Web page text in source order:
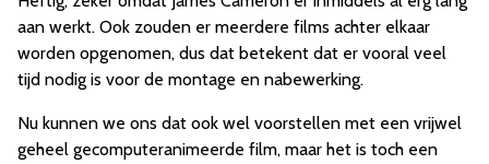
aan werkt. Ook zouden er meerdere films achter elkaar
worden opgenomen, dus dat betekent dat er vooral veel
tijd nodig is voor de montage en nabewerking.
Nu kunnen we ons dat ook wel voorstellen met een vrijwel
geheel gecomputeranimeerde film, maar het is toch een